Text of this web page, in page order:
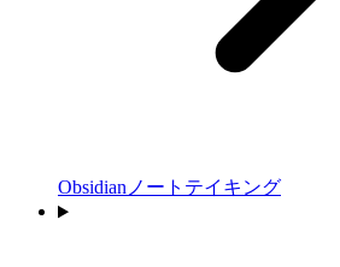
Obsidianノートテイキング